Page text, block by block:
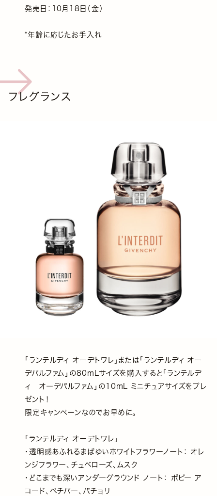
発売日：10月18日（金）
*年齢に応じたお手入れ
フレグランス
「ランテルディ オーデトワレ」または「ランテルディ オー
デパルファム」の80mLサイズを購入すると「ランテルデ
ィ オーデパルファム」の10mL ミニチュアサイズをプレ
ゼント！
限定キャンペーンなのでお早めに。
「ランテルディ オーデトワレ」
・透明感あふれるまばゆいホワイトフラワーノート： オレ
ンジフラワー、チュベローズ、ムスク
・どこまでも深いアンダーグラウンド ノート： ポピー ア
コード、ベチバー、パチョリ